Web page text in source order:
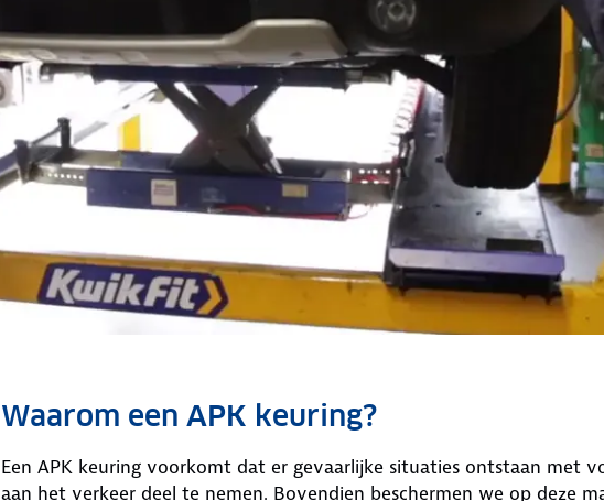
Waarom een APK keuring?
Een APK keuring voorkomt dat er gevaarlijke situaties ontstaan met
aan het verkeer deel te nemen. Bovendien beschermen we op deze